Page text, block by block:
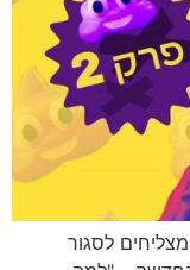
לא מצליחים לסגור